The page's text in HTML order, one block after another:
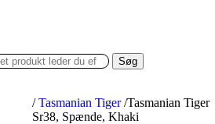
Søg
/ Tasmanian Tiger /Tasmanian Tiger
Sr38, Spænde, Khaki